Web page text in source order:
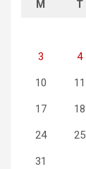
M T
3 4
10 11
17 18
24 25
31